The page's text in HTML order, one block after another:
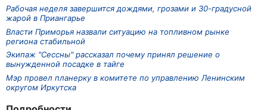
Рабочая неделя завершится дождями, грозами и 30-градусной
жарой в Приангарье
Власти Приморья назвали ситуацию на топливном рынке
региона стабильной
Экипаж "Сессны" рассказал почему принял решение о
вынужденной посадке в тайге
Мэр провел планерку в комитете по управлению Ленинским
округом Иркутска